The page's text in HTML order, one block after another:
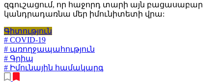
զգուշացում, որ հաջորդ տարի այն բացասաբար
կանդրադառնա մեր իմունիտետի վրա:
Գիտություն
# COVID-19
# առողջապահություն
# Գրիպ
# Իմունային համակարգ